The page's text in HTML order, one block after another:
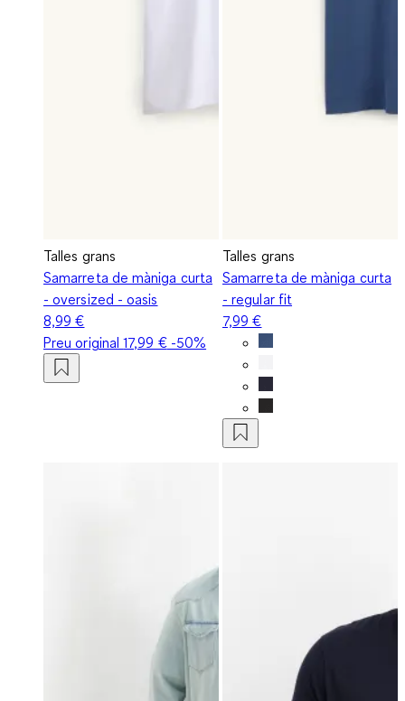
Talles grans
Samarreta de màniga curta
- oversized - oasis
8,99 €
Preu original17,99 €-50%
Talles grans
Samarreta de màniga curta
- regular fit
7,99 €